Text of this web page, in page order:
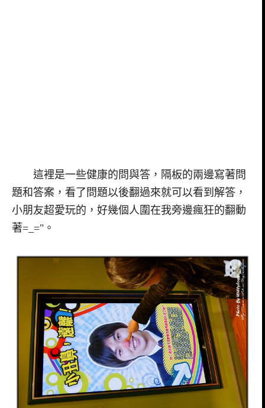
這裡是一些健康的問與答，隔板的兩邊寫著問
題和答案，看了問題以後翻過來就可以看到解答，
小朋友超愛玩的，好幾個人圍在我旁邊瘋狂的翻動
著=_="。